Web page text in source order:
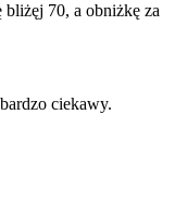
bliżęj 70, a obniżkę za
ciekawy.